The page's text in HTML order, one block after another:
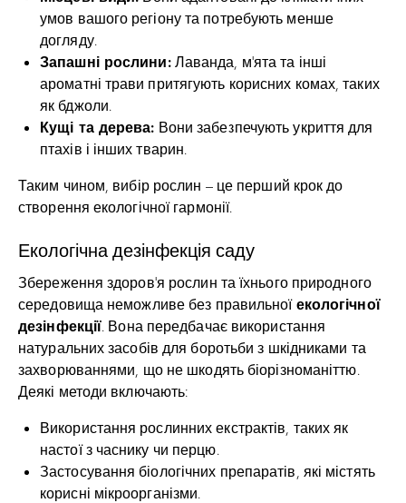
умов вашого регіону та потребують менше
догляду.
Запашні рослини:Лаванда, м’ята та інші
ароматні трави притягують корисних комах, таких
як бджоли.
Кущі та дерева: Вони забезпечують укриття для
птахів і інших тварин.
Таким чином, вибір рослин – це перший крок до
створення екологічної гармонії.
Екологічна дезінфекція саду
Збереження здоров’я рослин та їхнього природного
середовища неможливе без правильної екологічної
дезінфекції. Вона передбачає використання
натуральних засобів для боротьби з шкідниками та
захворюваннями, що не шкодять біорізноманіттю.
Деякі методи включають:
Використання рослинних екстрактів, таких як
настої з часнику чи перцю.
Застосування біологічних препаратів, які містять
корисні мікроорганізми.